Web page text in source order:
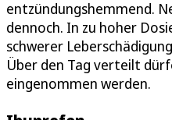
entzündungshemmend.
dennoch. In zu hoher
schwerer
Über den Tag verteilt
eingenommen werden.